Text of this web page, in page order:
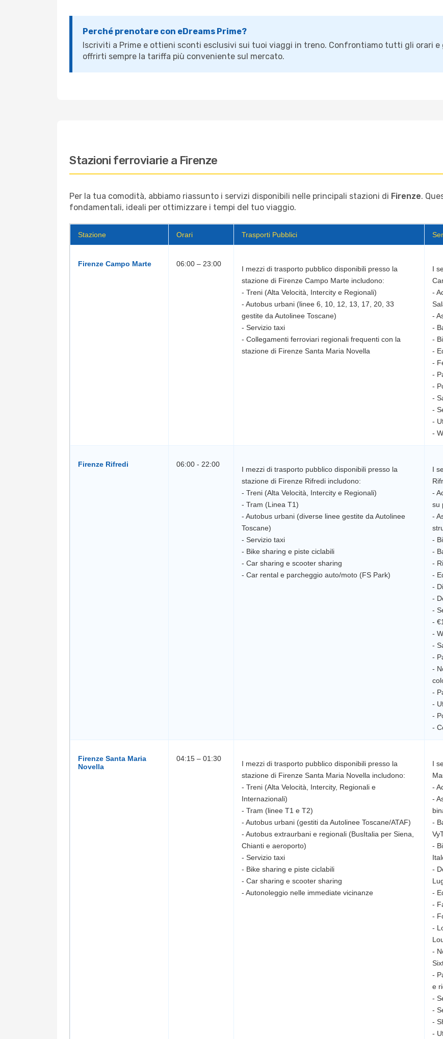
Perché prenotare con eDreams Prime?
Iscriviti a Prime e ottieni sconti esclusivi sui tuoi viaggi in treno. Confrontiamo tutti gli orari e
offrirti sempre la tariffa più conveniente sul mercato.
Stazioni ferroviarie a Firenze
Per la tua comodità, abbiamo riassunto i servizi disponibili nelle principali stazioni di Firenze.
fondamentali, ideali per ottimizzare i tempi del tuo viaggio.
Stazione Orari Trasporti Pubblici
I mezzi di trasporto pubblico disponibili presso la
stazione di Firenze Campo Marte includono:
- Treni (Alta Velocità, Intercity e Regionali)
- Autobus urbani (linee 6, 10, 12, 13, 17, 20, 33
gestite da Autolinee Toscane)
- Servizio taxi
- Collegamenti ferroviari regionali frequenti con la
I
-
-
-
-
-
-
-
-
-
-
-
I mezzi di trasporto pubblico disponibili presso la
stazione di Firenze Rifredi includono:
- Treni (Alta Velocità, Intercity e Regionali)
- Tram (Linea T1)
- Autobus urbani (diverse linee gestite da Autolinee
Toscane)
- Servizio taxi
- Bike sharing e piste ciclabili
- Car sharing e scooter sharing
I
-
su
-
-
-
-
-
-
-
-
-
-
-
-
-
-
-
-
Firenze Santa Maria
I mezzi di trasporto pubblico disponibili presso la
stazione di Firenze Santa Maria Novella includono:
- Treni (Alta Velocità, Intercity, Regionali e
Internazionali)
- Tram (linee T1 e T2)
- Autobus urbani (gestiti da Autolinee Toscane/ATAF)
- Autobus extraurbani e regionali (BusItalia per Siena,
Chianti e aeroporto)
- Servizio taxi
- Bike sharing e piste ciclabili
- Car sharing e scooter sharing
I
-
-
-
-
-
-
-
-
-
-
-
e
-
-
-
-